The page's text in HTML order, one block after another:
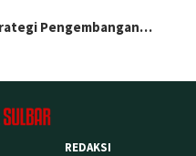
Pengembangan…
REDAKSI